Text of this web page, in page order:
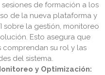
de formación a los
de la nueva plataforma y
sobre la gestión, monitoreo
Esto asegura que
su rol y las
del sistema.
y Optimización: